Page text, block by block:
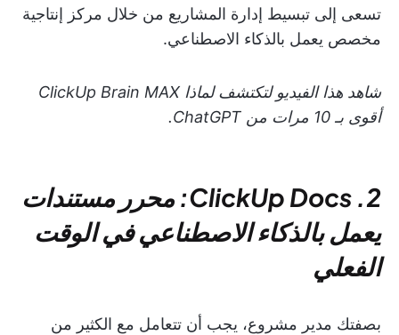
تسعى إلى تبسيط إدارة المشاريع من خلال مركز إنتاجية
مخصص يعمل بالذكاء الاصطناعي.
شاهد هذا الفيديو لتكتشف لماذا ClickUp Brain MAX
أقوى بـ 10 مرات من ChatGPT.
2. ClickUp Docs: محرر مستندات
يعمل بالذكاء الاصطناعي في الوقت
الفعلي
بصفتك مدير مشروع، يجب أن تتعامل مع الكثير من